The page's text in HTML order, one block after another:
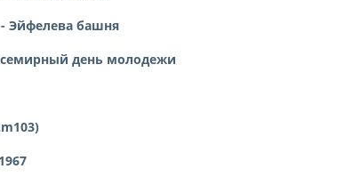
Эйфелева башня
день молодежи